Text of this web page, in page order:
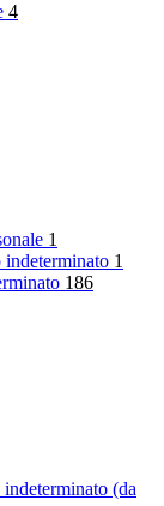
4
1
indeterminato 1
186
(da